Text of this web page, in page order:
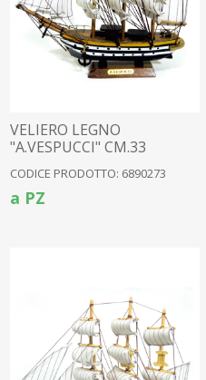
VELIERO LEGNO
"A.VESPUCCI" CM.33
CODICE PRODOTTO: 6890273
a PZ